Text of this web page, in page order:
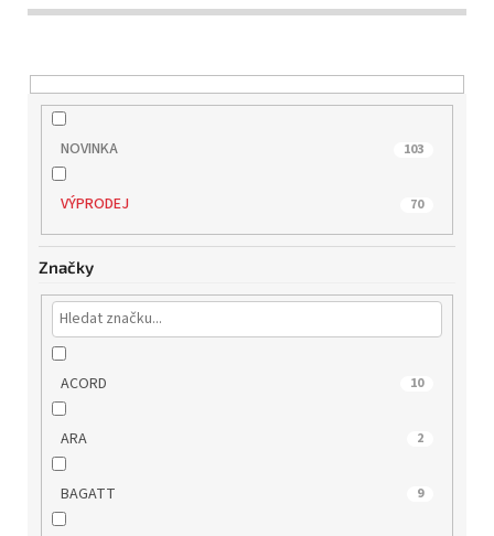
NOVINKA 103
VÝPRODEJ 70
Značky
ACORD 10
ARA 2
BAGATT 9